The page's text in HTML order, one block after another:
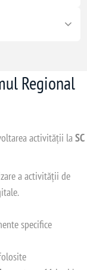
Regional
activității laSC
a activității de
specifice